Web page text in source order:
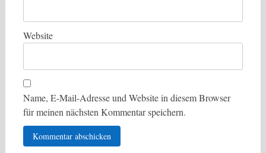
Website
Name, E-Mail-Adresse und Website in diesem Browser
für meinen nächsten Kommentar speichern.